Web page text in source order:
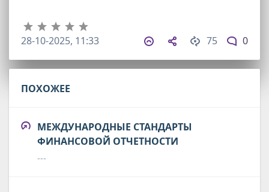
75 0
28-10-2025, 11:33
ПОХОЖЕЕ
МЕЖДУНАРОДНЫЕ СТАНДАРТЫ
ФИНАНСОВОЙ ОТЧЕТНОСТИ
---